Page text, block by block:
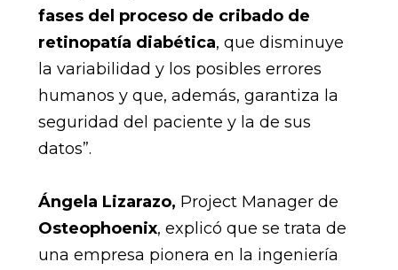
fases del proceso de cribado de
retinopatía diabética, que disminuye
la variabilidad y los posibles errores
humanos y que, además, garantiza la
seguridad del paciente y la de sus
datos”.
Ángela Lizarazo, Project Manager de
Osteophoenix, explicó que se trata de
una empresa pionera en la ingeniería